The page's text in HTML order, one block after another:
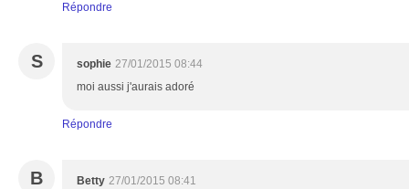
Répondre
S sophie 27/01/2015 08:44
moi aussi j'aurais adoré
Répondre
B Betty 27/01/2015 08:41